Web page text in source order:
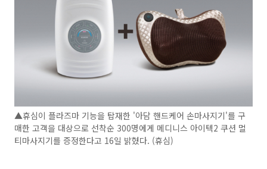
▲휴심이 플라즈마 기능을 탑재한 '아담 핸드케어 손마사지기'를 구
매한 고객을 대상으로 선착순 300명에게 메디니스 아이텍2 쿠션 멀
티마사지기를 증정한다고 16일 밝혔다. (휴심)